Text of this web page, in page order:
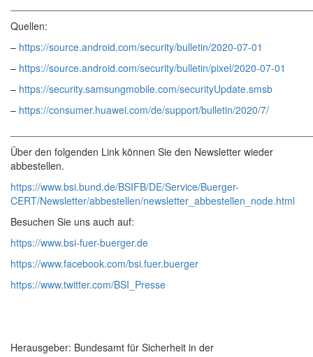
Quellen:
– https://source.android.com/security/bulletin/2020-07-01
– https://source.android.com/security/bulletin/pixel/2020-07-01
– https://security.samsungmobile.com/securityUpdate.smsb
– https://consumer.huawei.com/de/support/bulletin/2020/7/
Über den folgenden Link können Sie den Newsletter wieder
abbestellen.
https://www.bsi.bund.de/BSIFB/DE/Service/Buerger-
CERT/Newsletter/abbestellen/newsletter_abbestellen_node.html
Besuchen Sie uns auch auf:
https://www.bsi-fuer-buerger.de
https://www.facebook.com/bsi.fuer.buerger
https://www.twitter.com/BSI_Presse
Herausgeber: Bundesamt für Sicherheit in der